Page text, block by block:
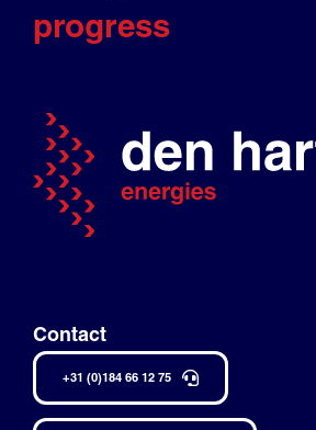
progress
Contact
+31 (0)184 66 12 75